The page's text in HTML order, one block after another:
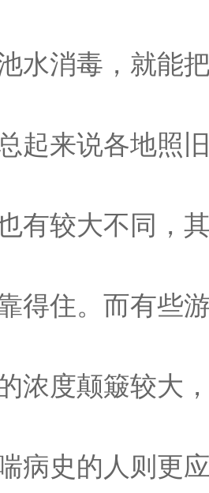
水消毒，就能
起来说各地照
有较大不同，
得住。而有些
浓度颠簸较大
病史的人则更